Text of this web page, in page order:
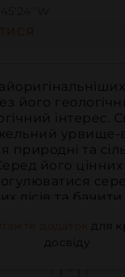
його
інтерес.
урвище-
природні та
його цінних
лісів та бачити
для
досвіду